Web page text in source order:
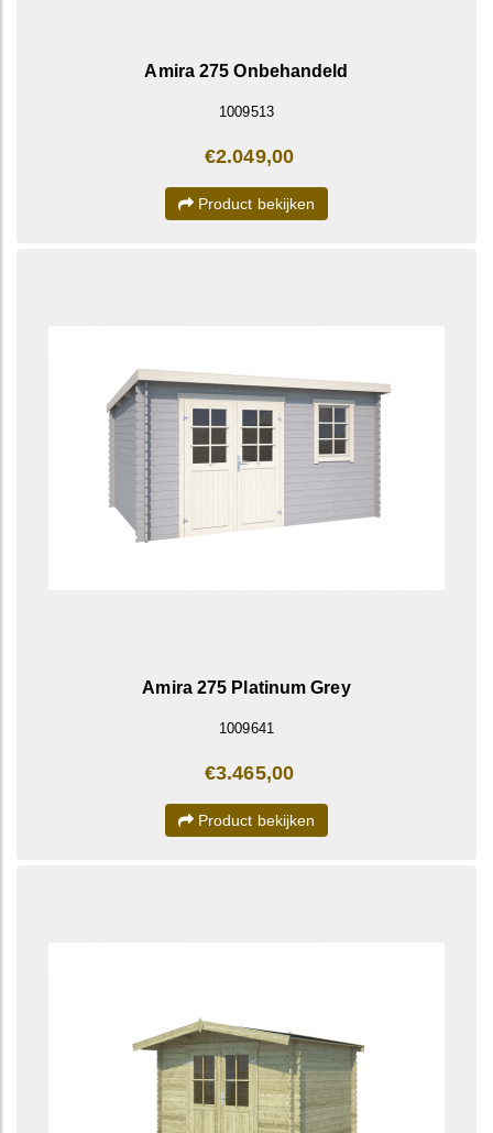
Amira 275 Onbehandeld
1009513
€2.049,00
Product bekijken
Amira 275 Platinum Grey
1009641
€3.465,00
Product bekijken